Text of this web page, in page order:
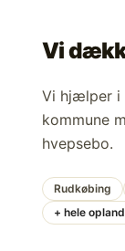
Vi
Vi hjælper i
kommune
hvepsebo.
Rudkøbing
+ hele